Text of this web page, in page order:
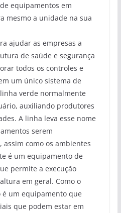
equipamentos em
mesmo a unidade na sua
ajudar as empresas a
de saúde e segurança
todos os controles e
um único sistema de
verde normalmente
auxiliando produtores
A linha leva esse nome
serem
como os ambientes
é um equipamento de
permite a execução
em geral. Como o
um equipamento que
que podem estar em